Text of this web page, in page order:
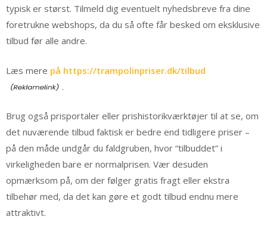
typisk er størst. Tilmeld dig eventuelt nyhedsbreve fra dine
foretrukne webshops, da du så ofte får besked om eksklusive
tilbud før alle andre.
Læs mere på https://trampolinpriser.dk/tilbud
.
Brug også prisportaler eller prishistorikværktøjer til at se, om
det nuværende tilbud faktisk er bedre end tidligere priser –
på den måde undgår du faldgruben, hvor “tilbuddet” i
virkeligheden bare er normalprisen. Vær desuden
opmærksom på, om der følger gratis fragt eller ekstra
tilbehør med, da det kan gøre et godt tilbud endnu mere
attraktivt.